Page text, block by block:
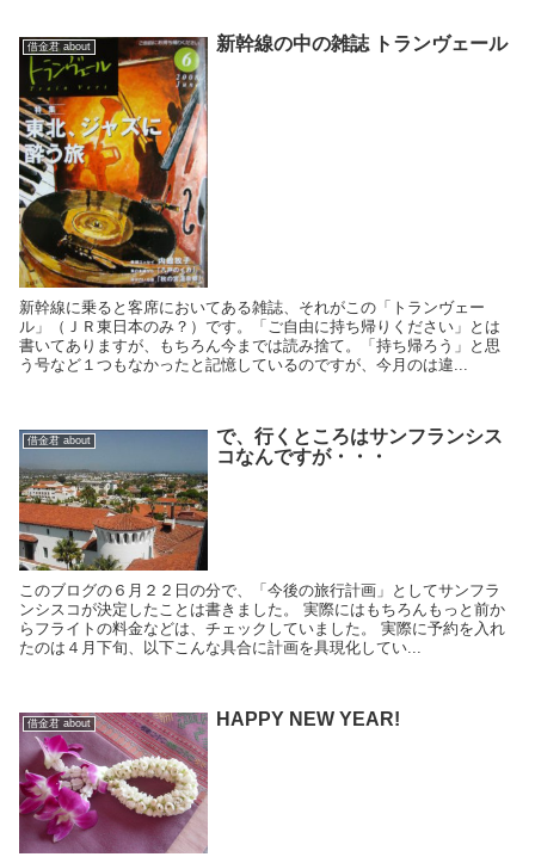
借金君 about 新幹線の中の雑誌 トランヴェール
新幹線に乗ると客席においてある雑誌、それがこの「トランヴェー
ル」（ＪＲ東日本のみ？）です。「ご自由に持ち帰りください」とは
書いてありますが、もちろん今までは読み捨て。「持ち帰ろう」と思
う号など１つもなかったと記憶しているのですが、今月のは違...
借金君 about
で、行くところはサンフランシス
コなんですが・・・
このブログの６月２２日の分で、「今後の旅行計画」としてサンフラ
ンシスコが決定したことは書きました。 実際にはもちろんもっと前か
らフライトの料金などは、チェックしていました。 実際に予約を入れ
たのは４月下旬、以下こんな具合に計画を具現化してい...
借金君 about HAPPY NEW YEAR!